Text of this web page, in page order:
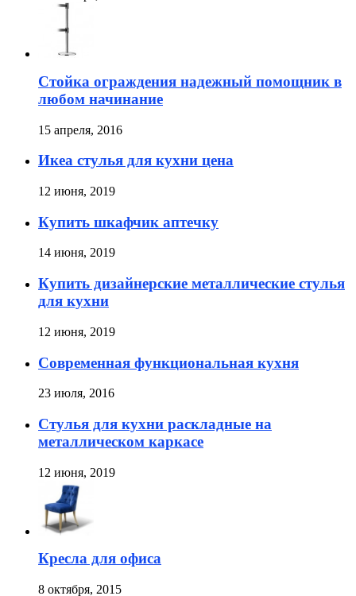
Стойка ограждения надежный помощник в
любом начинание
15 апреля, 2016
Икеа стулья для кухни цена
12 июня, 2019
Купить шкафчик аптечку
14 июня, 2019
Купить дизайнерские металлические стулья
для кухни
12 июня, 2019
Современная функциональная кухня
23 июля, 2016
Стулья для кухни раскладные на
металлическом каркасе
12 июня, 2019
Кресла для офиса
8 октября, 2015